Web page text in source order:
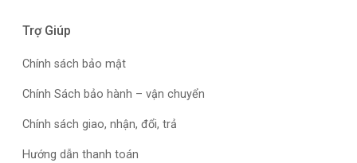
Trợ Giúp
Chính sách bảo mật
Chính Sách bảo hành – vận chuyển
Chính sách giao, nhận, đổi, trả
Hướng dẫn thanh toán